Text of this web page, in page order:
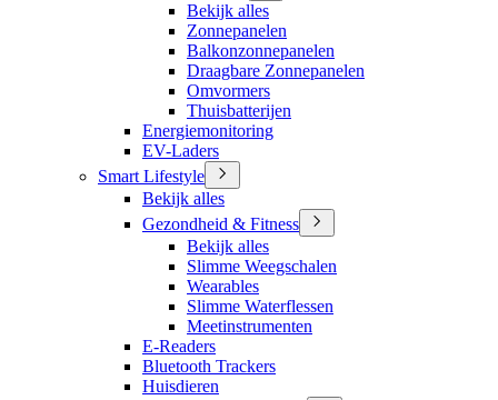
Bekijk alles
Zonnepanelen
Balkonzonnepanelen
Draagbare Zonnepanelen
Omvormers
Thuisbatterijen
Energiemonitoring
EV-Laders
Smart Lifestyle
Bekijk alles
Gezondheid & Fitness
Bekijk alles
Slimme Weegschalen
Wearables
Slimme Waterflessen
Meetinstrumenten
E-Readers
Bluetooth Trackers
Huisdieren